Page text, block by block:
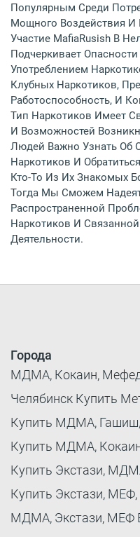
Популярным Среди
Мощного Воздействия И
Участие MafiaRusish В
Подчеркивает
Употреблением
Клубных Наркотиков,
Работоспособность, И
Тип Наркотиков Имеет
И Возможностей
Людей Важно Узнать Об
Наркотиков И
Кто-То Из Их Знакомых
Тогда Мы Сможем
Распространенной
Наркотиков И
Деятельности.
Города
МДМА, Кокаин,
Челябинск Купить
Купить МДМА,
Купить МДМА,
Купить Экстази,
Купить Экстази,
МДМА, Экстази, МЕФ